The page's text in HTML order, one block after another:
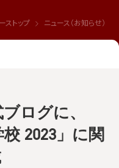
ストップ ニュース（お知らせ）
ログに、
2023」に関